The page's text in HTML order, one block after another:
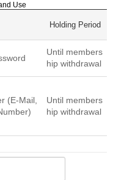
Use
Holding Period
Until members
hip withdrawal
(E-Mail,
Until members
hip withdrawal